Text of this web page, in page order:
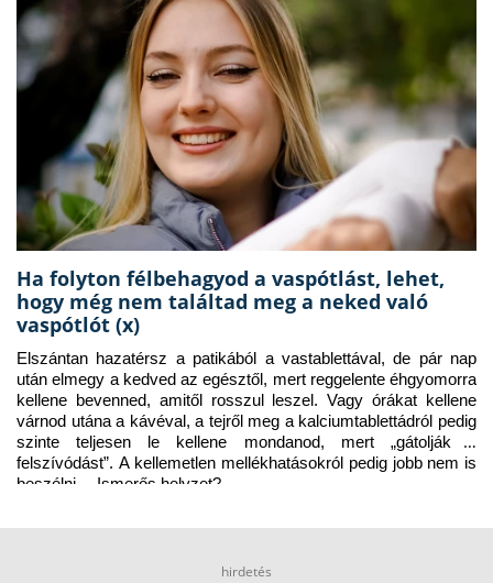
Ha folyton félbehagyod a vaspótlást, lehet,
hogy még nem találtad meg a neked való
vaspótlót (x)
Elszántan hazatérsz a patikából a vastablettával, de pár nap
után elmegy a kedved az egésztől, mert reggelente éhgyomorra
kellene bevenned, amitől rosszul leszel. Vagy órákat kellene
várnod utána a kávéval, a tejről meg a kalciumtablettádról pedig
szinte teljesen le kellene mondanod, mert „gátolják a
felszívódást”. A kellemetlen mellékhatásokról pedig jobb nem is
beszélni… Ismerős helyzet?
hirdetés